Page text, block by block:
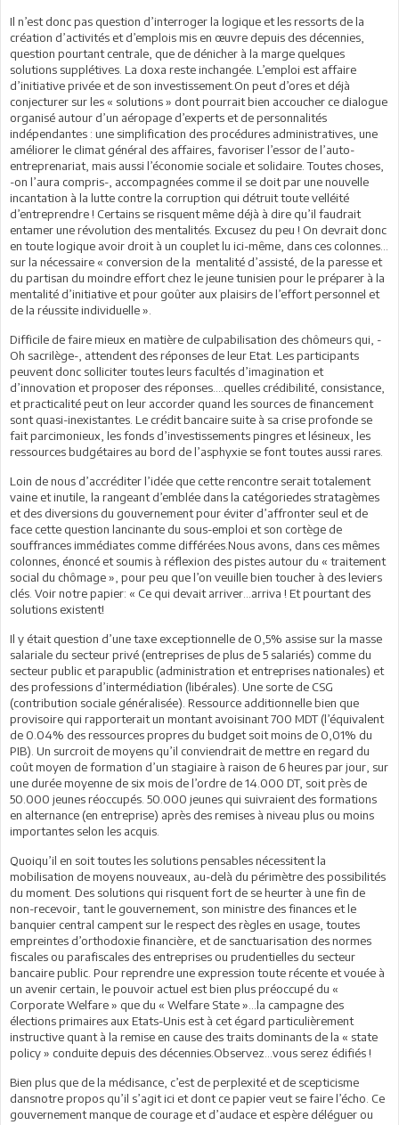
Il n’est donc pas question d’interroger la logique et les ressorts de la
création d’activités et d’emplois mis en œuvre depuis des décennies,
question pourtant centrale, que de dénicher à la marge quelques
solutions supplétives. La doxa reste inchangée. L’emploi est affaire
d’initiative privée et de son investissement.On peut d’ores et déjà
conjecturer sur les « solutions » dont pourrait bien accoucher ce dialogue
organisé autour d’un aéropage d’experts et de personnalités
indépendantes : une simplification des procédures administratives, une
améliorer le climat général des affaires, favoriser l’essor de l’auto-
entreprenariat, mais aussi l’économie sociale et solidaire. Toutes choses,
-on l’aura compris-, accompagnées comme il se doit par une nouvelle
incantation à la lutte contre la corruption qui détruit toute velléité
d’entreprendre ! Certains se risquent même déjà à dire qu’il faudrait
entamer une révolution des mentalités. Excusez du peu ! On devrait donc
en toute logique avoir droit à un couplet lu ici-même, dans ces colonnes…
sur la nécessaire « conversion de la mentalité d’assisté, de la paresse et
du partisan du moindre effort chez le jeune tunisien pour le préparer à la
mentalité d’initiative et pour goûter aux plaisirs de l’effort personnel et
de la réussite individuelle ».
Difficile de faire mieux en matière de culpabilisation des chômeurs qui, -
Oh sacrilège-, attendent des réponses de leur Etat. Les participants
peuvent donc solliciter toutes leurs facultés d’imagination et
d’innovation et proposer des réponses….quelles crédibilité, consistance,
et practicalité peut on leur accorder quand les sources de financement
sont quasi-inexistantes. Le crédit bancaire suite à sa crise profonde se
fait parcimonieux, les fonds d’investissements pingres et lésineux, les
ressources budgétaires au bord de l’asphyxie se font toutes aussi rares.
Loin de nous d’accréditer l’idée que cette rencontre serait totalement
vaine et inutile, la rangeant d’emblée dans la catégoriedes stratagèmes
et des diversions du gouvernement pour éviter d’affronter seul et de
face cette question lancinante du sous-emploi et son cortège de
souffrances immédiates comme différées.Nous avons, dans ces mêmes
colonnes, énoncé et soumis à réflexion des pistes autour du « traitement
social du chômage », pour peu que l’on veuille bien toucher à des leviers
clés. Voir notre papier: « Ce qui devait arriver…arriva ! Et pourtant des
solutions existent!
Il y était question d’une taxe exceptionnelle de 0,5% assise sur la masse
salariale du secteur privé (entreprises de plus de 5 salariés) comme du
secteur public et parapublic (administration et entreprises nationales) et
des professions d’intermédiation (libérales). Une sorte de CSG
(contribution sociale généralisée). Ressource additionnelle bien que
provisoire qui rapporterait un montant avoisinant 700 MDT (l’équivalent
de 0.04% des ressources propres du budget soit moins de 0,01% du
PIB). Un surcroit de moyens qu’il conviendrait de mettre en regard du
coût moyen de formation d’un stagiaire à raison de 6 heures par jour, sur
une durée moyenne de six mois de l’ordre de 14.000 DT, soit près de
50.000 jeunes réoccupés. 50.000 jeunes qui suivraient des formations
en alternance (en entreprise) après des remises à niveau plus ou moins
importantes selon les acquis.
Quoiqu’il en soit toutes les solutions pensables nécessitent la
mobilisation de moyens nouveaux, au-delà du périmètre des possibilités
du moment. Des solutions qui risquent fort de se heurter à une fin de
non-recevoir, tant le gouvernement, son ministre des finances et le
banquier central campent sur le respect des règles en usage, toutes
empreintes d’orthodoxie financière, et de sanctuarisation des normes
fiscales ou parafiscales des entreprises ou prudentielles du secteur
bancaire public. Pour reprendre une expression toute récente et vouée à
un avenir certain, le pouvoir actuel est bien plus préoccupé du «
Corporate Welfare » que du « Welfare State »…la campagne des
élections primaires aux Etats-Unis est à cet égard particulièrement
instructive quant à la remise en cause des traits dominants de la « state
policy » conduite depuis des décennies.Observez…vous serez édifiés !
Bien plus que de la médisance, c’est de perplexité et de scepticisme
dansnotre propos qu’il s’agit ici et dont ce papier veut se faire l’écho. Ce
gouvernement manque de courage et d’audace et espère déléguer ou